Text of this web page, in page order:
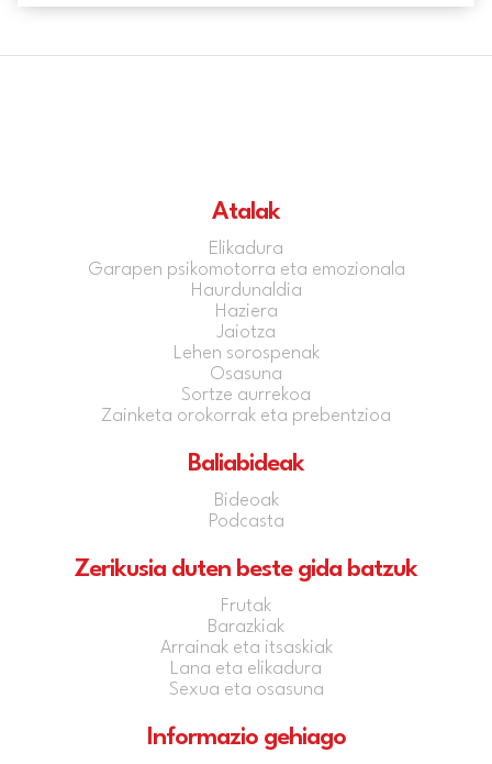
Atalak
Elikadura
Garapen psikomotorra eta emozionala
Haurdunaldia
Haziera
Jaiotza
Lehen sorospenak
Osasuna
Sortze aurrekoa
Zainketa orokorrak eta prebentzioa
Baliabideak
Bideoak
Podcasta
Zerikusia duten beste gida batzuk
Frutak
Barazkiak
Arrainak eta itsaskiak
Lana eta elikadura
Sexua eta osasuna
Informazio gehiago